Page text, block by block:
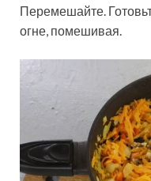
Перемешайте.
огне, помешивая.